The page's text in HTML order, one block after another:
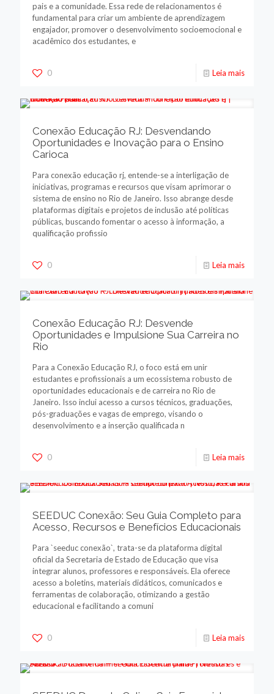
pais e a comunidade. Essa rede de relacionamentos é
fundamental para criar um ambiente de aprendizagem
engajador, promover o desenvolvimento socioemocional e
acadêmico dos estudantes, e
0 Leia mais
Conexão Educação RJ: Desvendando
Oportunidades e Inovação para o Ensino
Carioca
Para conexão educação rj, entende-se a interligação de
iniciativas, programas e recursos que visam aprimorar o
sistema de ensino no Rio de Janeiro. Isso abrange desde
plataformas digitais e projetos de inclusão até políticas
públicas, buscando fomentar o acesso à informação, a
qualificação profissio
0 Leia mais
Conexão Educação RJ: Desvende
Oportunidades e Impulsione Sua Carreira no
Rio
Para a Conexão Educação RJ, o foco está em unir
estudantes e profissionais a um ecossistema robusto de
oportunidades educacionais e de carreira no Rio de
Janeiro. Isso inclui acesso a cursos técnicos, graduações,
pós-graduações e vagas de emprego, visando o
desenvolvimento e a inserção qualificada n
0 Leia mais
SEEDUC Conexão: Seu Guia Completo para
Acesso, Recursos e Benefícios Educacionais
Para `seeduc conexão`, trata-se da plataforma digital
oficial da Secretaria de Estado de Educação que visa
integrar alunos, professores e responsáveis. Ela oferece
acesso a boletins, materiais didáticos, comunicados e
ferramentas de colaboração, otimizando a gestão
educacional e facilitando a comuni
0 Leia mais